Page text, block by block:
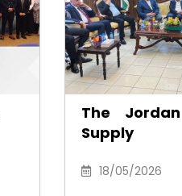
The
Supply
Anwar Al-
18/05/2026